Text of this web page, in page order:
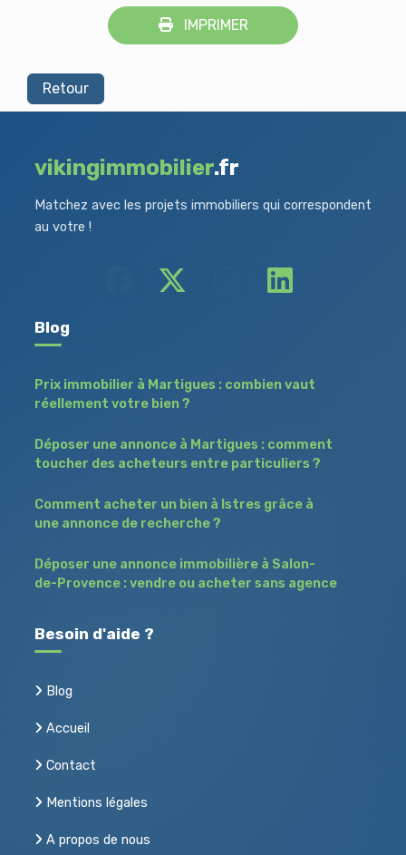
IMPRIMER
Retour
vikingimmobilier.fr
Matchez avec les projets immobiliers qui correspondent
au votre !
Blog
Prix immobilier à Martigues : combien vaut
réellement votre bien ?
Déposer une annonce à Martigues : comment
toucher des acheteurs entre particuliers ?
Comment acheter un bien à Istres grâce à
une annonce de recherche ?
Déposer une annonce immobilière à Salon-
de-Provence : vendre ou acheter sans agence
Besoin d'aide ?
Blog
Accueil
Contact
Mentions légales
A propos de nous